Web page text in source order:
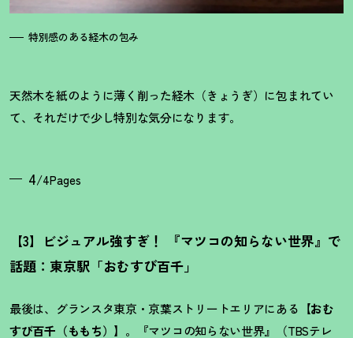
特別感のある経木の包み
天然木を紙のように薄く削った経木（きょうぎ）に包まれてい
て、それだけで少し特別な気分になります。
4/4Pages
【3】ビジュアル強すぎ ！
『マツコの知らない世界』で
話題：東京駅「おむすび百千」
最後は、グランスタ東京・京葉ストリートエリアにある【おむ
すび百千（ももち） 】。『マツコの知らない世界』（TBSテレ